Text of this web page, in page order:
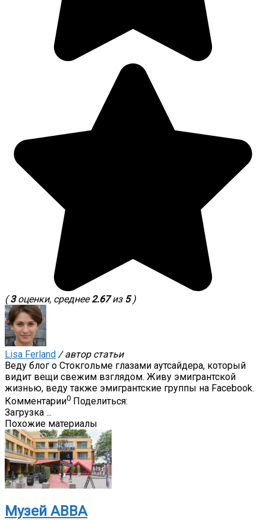
(3оценки, среднее2.67из 5)
Lisa Ferland / автор статьи
Веду блог о Стокгольме глазами аутсайдера, который
видит вещи свежим взглядом. Живу эмигрантской
жизнью, веду также эмигрантские группы на Facebook.
Комментарии0 Поделиться:
Загрузка ...
Похожие материалы
Музей ABBA